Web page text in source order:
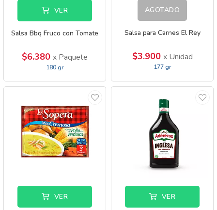
VER
Salsa Bbq Fruco con Tomate
$6.380 x Paquete
180 gr
AGOTADO
Salsa para Carnes El Rey
$3.900 x Unidad
177 gr
VER VER